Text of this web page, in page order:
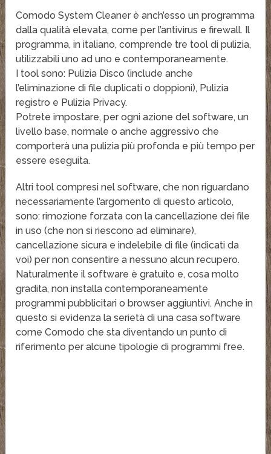
Comodo System Cleaner è anch’esso un programma
dalla qualità elevata, come per l’antivirus e firewall. Il
programma, in italiano, comprende tre tool di pulizia,
utilizzabili uno ad uno e contemporaneamente.
I tool sono: Pulizia Disco (include anche
l’eliminazione di file duplicati o doppioni), Pulizia
registro e Pulizia Privacy.
Potrete impostare, per ogni azione del software, un
livello base, normale o anche aggressivo che
comporterà una pulizia più profonda e più tempo per
essere eseguita.
Altri tool compresi nel software, che non riguardano
necessariamente l’argomento di questo articolo,
sono: rimozione forzata con la cancellazione dei file
in uso (che non si riescono ad eliminare),
cancellazione sicura e indelebile di file (indicati da
voi) per non consentire a nessuno alcun recupero.
Naturalmente il software è gratuito e, cosa molto
gradita, non installa contemporaneamente
programmi pubblicitari o browser aggiuntivi. Anche in
questo si evidenza la serietà di una casa software
come Comodo che sta diventando un punto di
riferimento per alcune tipologie di programmi free.